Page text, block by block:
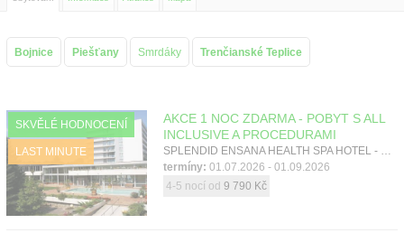
Skupiny a konference
Před cestou
O nás
Kontakt
Bojnice Piešťany Smrdáky Trenčianské Teplice
SKVĚLÉ HODNOCENÍ
LAST MINUTE
AKCE 1 NOC ZDARMA - POBYT S ALL
INCLUSIVE A PROCEDURAMI
SPLENDID ENSANA HEALTH SPA HOTEL - KŘÍDLO GRAND, Piešťany, Západní Slovensko
termíny: 01.07.2026 - 01.09.2026
4-5 nocí od 9 790 Kč